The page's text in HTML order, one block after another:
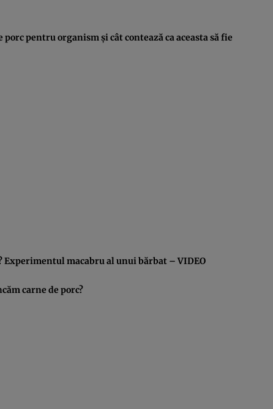
porc pentru organism şi cât contează ca aceasta să fie
Experimentul macabru al unui bărbat – VIDEO
carne de porc?